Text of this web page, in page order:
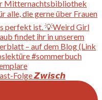
Folge 𝙕𝙬𝙞𝙨𝙘𝙝